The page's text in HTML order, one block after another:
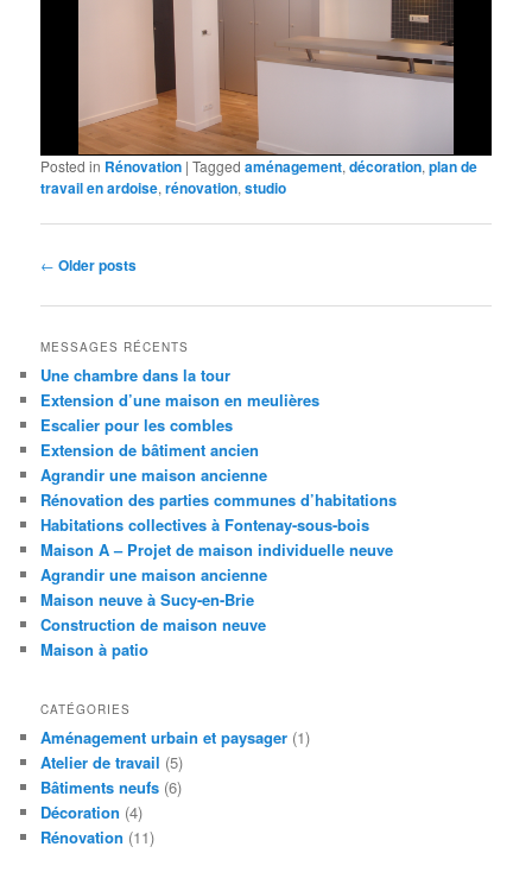
Posted in Rénovation |Tagged aménagement,décoration,plan de
travail en ardoise,rénovation,studio
Post
← Older posts
MESSAGES RÉCENTS
Une chambre dans la tour
Extension d’une maison en meulières
Escalier pour les combles
Extension de bâtiment ancien
Agrandir une maison ancienne
Rénovation des parties communes d’habitations
Habitations collectives à Fontenay-sous-bois
Maison A – Projet de maison individuelle neuve
Agrandir une maison ancienne
Maison neuve à Sucy-en-Brie
Construction de maison neuve
Maison à patio
CATÉGORIES
Aménagement urbain et paysager (1)
Atelier de travail (5)
Bâtiments neufs (6)
Décoration (4)
Rénovation (11)